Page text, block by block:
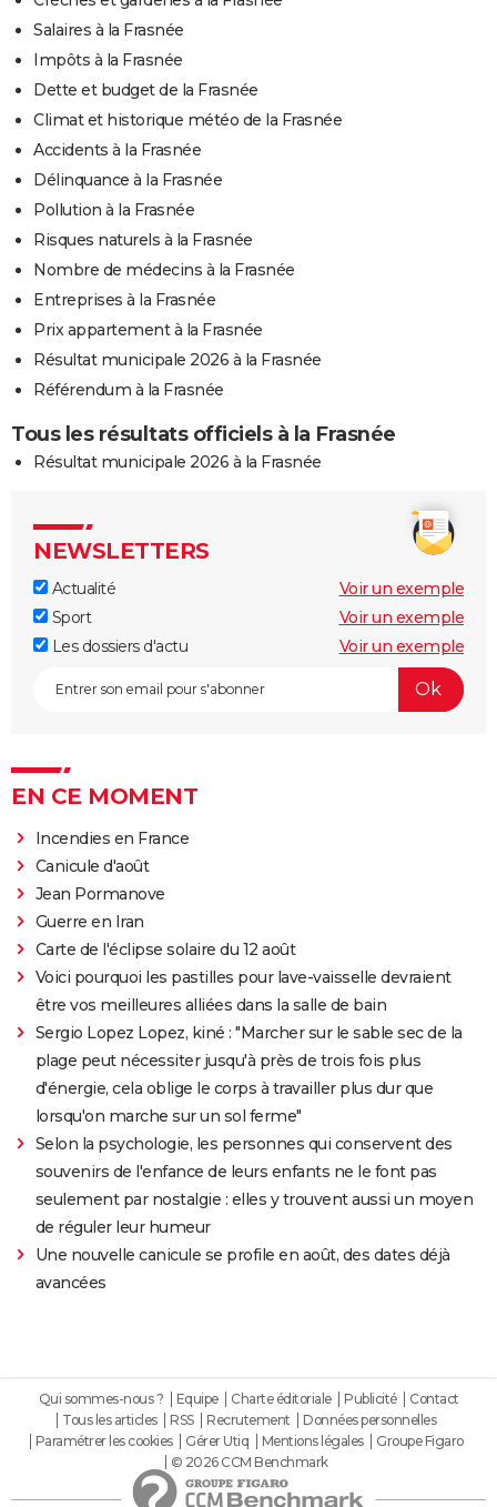
Salaires à la Frasnée
Impôts à la Frasnée
Dette et budget de la Frasnée
Climat et historique météo de la Frasnée
Accidents à la Frasnée
Délinquance à la Frasnée
Pollution à la Frasnée
Risques naturels à la Frasnée
Nombre de médecins à la Frasnée
Entreprises à la Frasnée
Prix appartement à la Frasnée
Résultat municipale 2026 à la Frasnée
Référendum à la Frasnée
Tous les résultats officiels à la Frasnée
Résultat municipale 2026 à la Frasnée
NEWSLETTERS
Actualité
Voir un exemple
Sport
Voir un exemple
Les dossiers d'actu
Voir un exemple
EN CE MOMENT
Incendies en France
Canicule d'août
Jean Pormanove
Guerre en Iran
Carte de l'éclipse solaire du 12 août
Voici pourquoi les pastilles pour lave-vaisselle devraient
être vos meilleures alliées dans la salle de bain
Sergio Lopez Lopez, kiné : "Marcher sur le sable sec de la
plage peut nécessiter jusqu'à près de trois fois plus
d'énergie, cela oblige le corps à travailler plus dur que
lorsqu'on marche sur un sol ferme"
Selon la psychologie, les personnes qui conservent des
souvenirs de l'enfance de leurs enfants ne le font pas
seulement par nostalgie : elles y trouvent aussi un moyen
de réguler leur humeur
Une nouvelle canicule se profile en août, des dates déjà
avancées
Qui sommes-nous ? Equipe Charte éditoriale Publicité
Contact
Tous les articles
RSS Recrutement
Données personnelles
Paramétrer les cookies
Gérer Utiq Mentions légales
Groupe Figaro
© 2026 CCM Benchmark